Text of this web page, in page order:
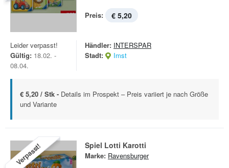
Preis: € 5,20
Leider verpasst!
Gültig: 18.02. -
08.04.
Händler: INTERSPAR
Stadt:
Imst
€ 5,20 / Stk - Details im Prospekt – Preis variiert je nach Größe
und Variante
Verpasst! Spiel Lotti Karotti
Marke: Ravensburger